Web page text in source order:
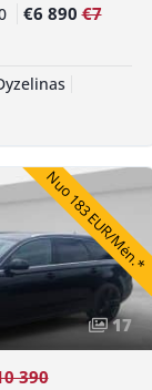
€6 890€7
Nuo 183 EUR/Mėn.*
17
390